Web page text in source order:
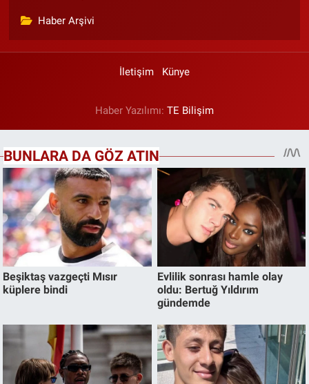
Haber Arşivi
İletişim Künye
Haber Yazılımı: TE Bilişim